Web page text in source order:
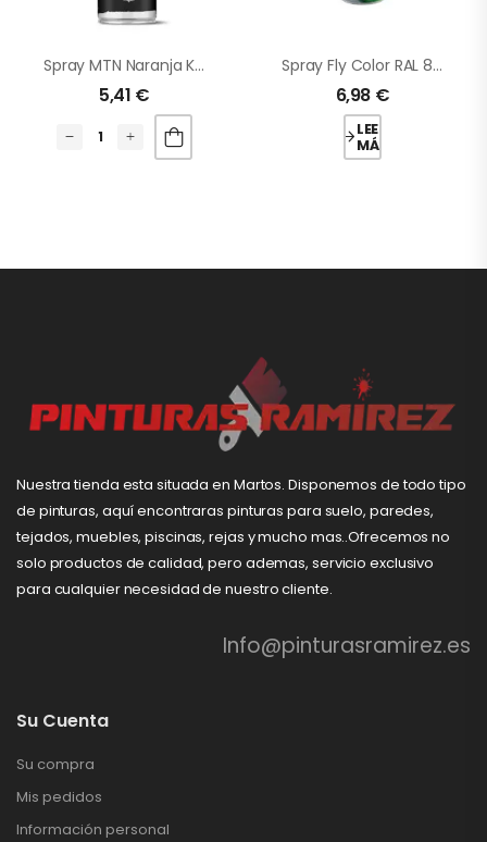
Spray MTN Naranja Kalani
5,41 €
Spray Fly Color RAL 8017 Marrón Chocolate
6,98 €
LEER
MÁS
Nuestra tienda esta situada en Martos. Disponemos de todo tipo
de pinturas, aquí encontraras pinturas para suelo, paredes,
tejados, muebles, piscinas, rejas y mucho mas..Ofrecemos no
solo productos de calidad, pero ademas, servicio exclusivo
para cualquier necesidad de nuestro cliente.
Info@pinturasramirez.es
Su Cuenta
Su compra
Mis pedidos
Información personal